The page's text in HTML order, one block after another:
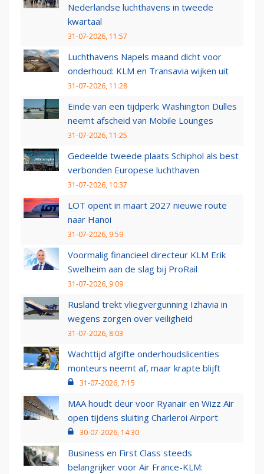
Nederlandse luchthavens in tweede
kwartaal
31-07-2026, 11:57
Luchthavens Napels maand dicht voor
onderhoud: KLM en Transavia wijken uit
31-07-2026, 11:28
Einde van een tijdperk: Washington Dulles
neemt afscheid van Mobile Lounges
31-07-2026, 11:25
Gedeelde tweede plaats Schiphol als best
verbonden Europese luchthaven
31-07-2026, 10:37
LOT opent in maart 2027 nieuwe route
naar Hanoi
31-07-2026, 9:59
Voormalig financieel directeur KLM Erik
Swelheim aan de slag bij ProRail
31-07-2026, 9:09
Rusland trekt vliegvergunning Izhavia in
wegens zorgen over veiligheid
31-07-2026, 8:03
Wachttijd afgifte onderhoudslicenties
monteurs neemt af, maar krapte blijft
31-07-2026, 7:15
MAA houdt deur voor Ryanair en Wizz Air
open tijdens sluiting Charleroi Airport
30-07-2026, 14:30
Business en First Class steeds
belangrijker voor Air France-KLM: